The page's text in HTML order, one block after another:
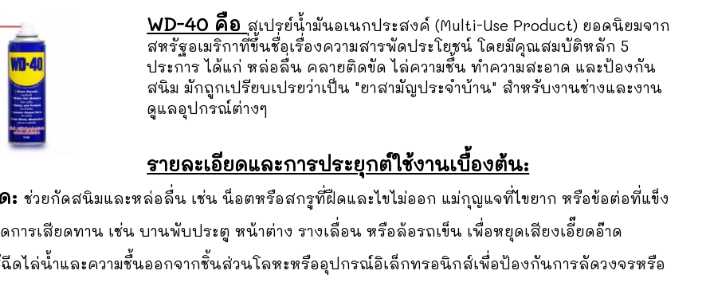
WD-40 คือ สเปรย์น้ำมันอเนกประสงค์ (Multi-Use Product) ยอดนิยมจาก
สหรัฐอเมริกาที่ขึ้นชื่อเรื่องความสารพัดประโยชน์ โดยมีคุณสมบัติหลัก 5
ประการ ได้แก่ หล่อลื่น คลายติดขัด ไล่ความชื้น ทำความสะอาด และป้องกัน
สนิม มักถูกเปรียบเปรยว่าเป็น "ยาสามัญประจำบ้าน" สำหรับงานช่างและงาน
ดูแลอุปกรณ์ต่างๆ
รายละเอียดและการประยุกต์ใช้งานเบื้องต้น:
: ช่วยกัดสนิมและหล่อลื่น เช่น น็อตหรือสกรูที่ฝืดและไขไม่ออก แม่กุญแจที่ไขยาก หรือข้อต่อที่แข็ง
การเสียดทาน เช่น บานพับประตู หน้าต่าง รางเลื่อน หรือล้อรถเข็น เพื่อหยุดเสียงเอี๊ยดอ๊าด
ดไล่น้ำและความชื้นออกจากชิ้นส่วนโลหะหรืออุปกรณ์อิเล็กทรอนิกส์เพื่อป้องกันการลัดวงจรหรือ